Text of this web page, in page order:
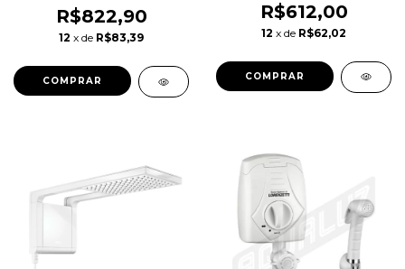
7800W
R$822,90
12 x de R$83,39
R$612,00
12 x de R$62,02